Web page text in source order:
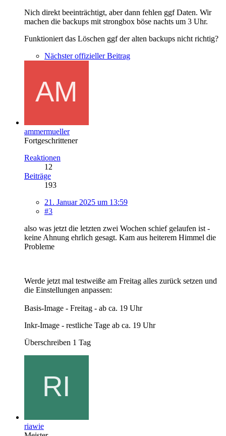
Nich direkt beeinträchtigt, aber dann fehlen ggf Daten. Wir
machen die backups mit strongbox böse nachts um 3 Uhr.
Funktioniert das Löschen ggf der alten backups nicht richtig?
Nächster offizieller Beitrag
ammermueller
Fortgeschrittener
Reaktionen
12
Beiträge
193
21. Januar 2025 um 13:59
#3
also was jetzt die letzten zwei Wochen schief gelaufen ist -
keine Ahnung ehrlich gesagt. Kam aus heiterem Himmel die
Probleme
Werde jetzt mal testweiße am Freitag alles zurück setzen und
die Einstellungen anpassen:
Basis-Image - Freitag - ab ca. 19 Uhr
Inkr-Image - restliche Tage ab ca. 19 Uhr
Überschreiben 1 Tag
riawie